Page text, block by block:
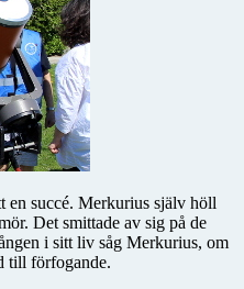
en succé. Merkurius själv höll
Det smittade av sig på de
i sitt liv såg Merkurius, om
till förfogande.